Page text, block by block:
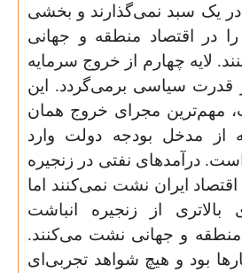
یک سبد نمی‌گذارند و بخشی
در اقتصاد منطقه و جهانی
لایه چهارم از خروج سرمایه
قدرت سیاسی برمی‌گردد. این
مهم‌ترین مجرای خروج همان
از مدخل بودجه دولت وارد
درآمدهای نفتی در زنجیره
ایران نشت نمی‌کنند اما
بالاتری از زنجیره انباشت
منطقه و جهانی نشت می‌کنند.
بود و هیچ شواهد تجربی‌ای